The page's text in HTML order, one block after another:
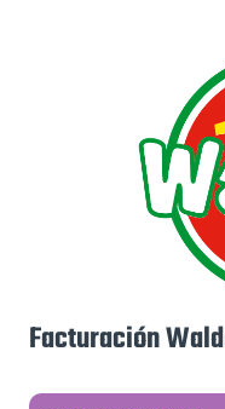
Facturación